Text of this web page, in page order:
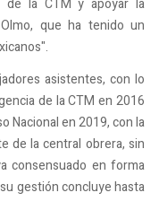
la CTM y apoyar la
que ha tenido un
asistentes, con lo
de la CTM en 2016
Nacional en 2019, con la
de la central obrera, sin
consensuado en forma
gestión concluye hasta